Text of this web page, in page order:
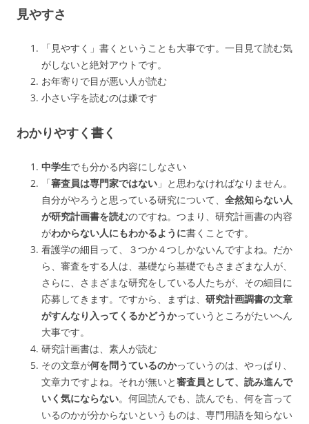
見やすさ
「見やすく」書くということも大事です。一目見て読む気
がしないと絶対アウトです。
お年寄りで目が悪い人が読む
小さい字を読むのは嫌です
わかりやすく書く
中学生でも分かる内容にしなさい
「審査員は専門家ではない 」と思わなければなりません。
自分がやろうと思っている研究について、 全然知らない人
が研究計画書を読むのですね。つまり、研究計画書の内容
がわからない人にもわかるように書くことです。
看護学の細目って、３つか４つしかないんですよね。だか
ら、審査をする人は、基礎なら基礎でもさまざまな人が、
さらに、さまざまな研究をしている人たちが、その細目に
応募してきます。ですから、まずは、 研究計画調書の文章
がすんなり入ってくるかどうかっていうところがたいへん
大事です。
研究計画書は、素人が読む
その文章が何を問うているのかっていうのは、やっぱり、
文章力ですよね。それが無いと審査員として、読み進んで
いく気にならない。何回読んでも、読んでも、何を言って
いるのかが分からないというものは、専門用語を知らない